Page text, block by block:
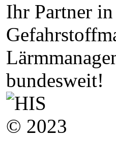
Ihr Partner
bundesweit!
© 2023